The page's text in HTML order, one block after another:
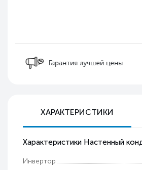
Гарантия лучшей цены
ХАРАКТЕРИСТИКИ
Характеристики Настенный
Инвертор